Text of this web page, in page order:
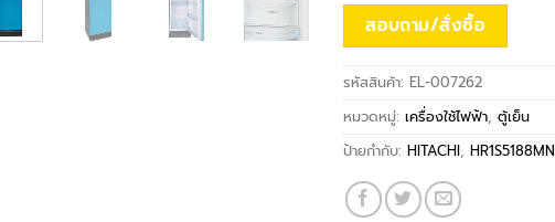
สอบถาม/สั่งซื้อ
รหัสสินค้า:EL-007262
หมวดหมู่:เครื่องใช้ไฟฟ้า,ตู้เย็น
ป้ายกำกับ:HITACHI,HR1S5188MN